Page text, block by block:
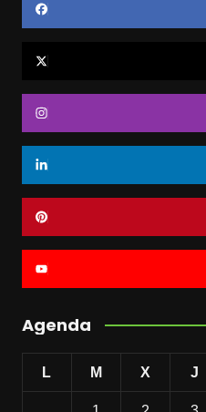
Agenda
L M X J